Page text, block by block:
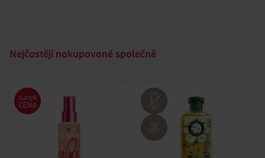
Nejčastějí nakupované společně